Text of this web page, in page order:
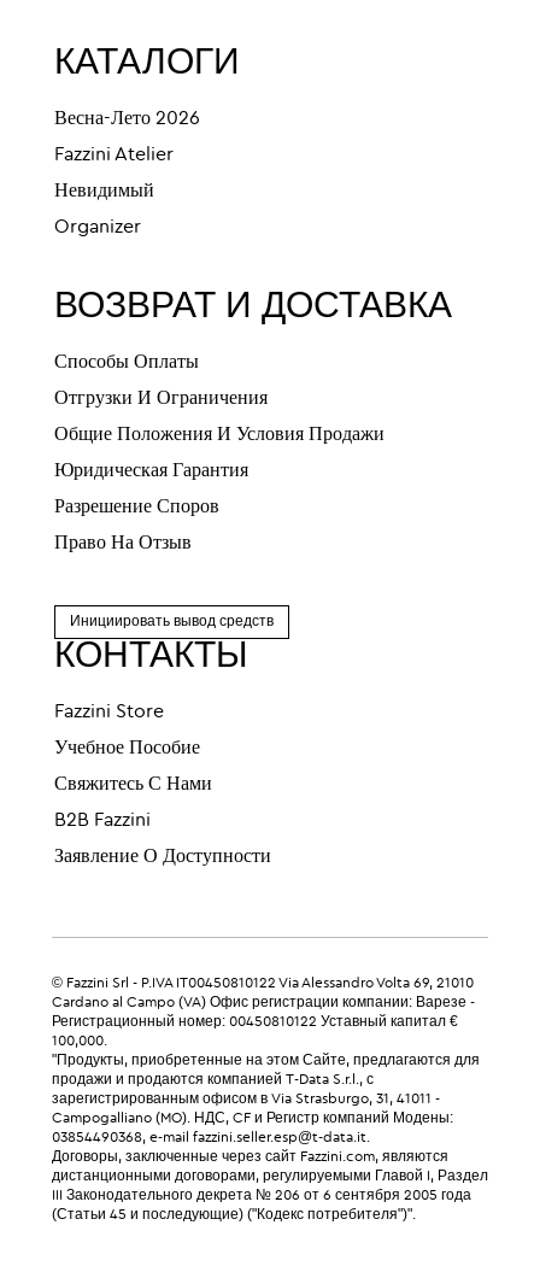
КАТАЛОГИ
Весна-Лето 2026
Fazzini Atelier
Невидимый
Organizer
ВОЗВРАТ И ДОСТАВКА
Способы Оплаты
Отгрузки И Ограничения
Общие Положения И Условия Продажи
Юридическая Гарантия
Разрешение Споров
Право На Отзыв
Инициировать вывод средств
КОНТАКТЫ
Fazzini Store
Учебное Пособие
Свяжитесь С Нами
B2B Fazzini
Заявление О Доступности
© Fazzini Srl - P.IVA IT00450810122 Via Alessandro Volta 69, 21010
Cardano al Campo (VA) Офис регистрации компании: Варезе -
Регистрационный номер: 00450810122 Уставный капитал €
100,000.
"Продукты, приобретенные на этом Сайте, предлагаются для
продажи и продаются компанией T-Data S.r.l., с
зарегистрированным офисом в Via Strasburgo, 31, 41011 -
Campogalliano (MO). НДС, CF и Регистр компаний Модены:
03854490368, e-mail fazzini.seller.esp@t-data.it.
Договоры, заключенные через сайт Fazzini.com, являются
дистанционными договорами, регулируемыми Главой I, Раздел
III Законодательного декрета № 206 от 6 сентября 2005 года
(Статьи 45 и последующие) ("Кодекс потребителя")".